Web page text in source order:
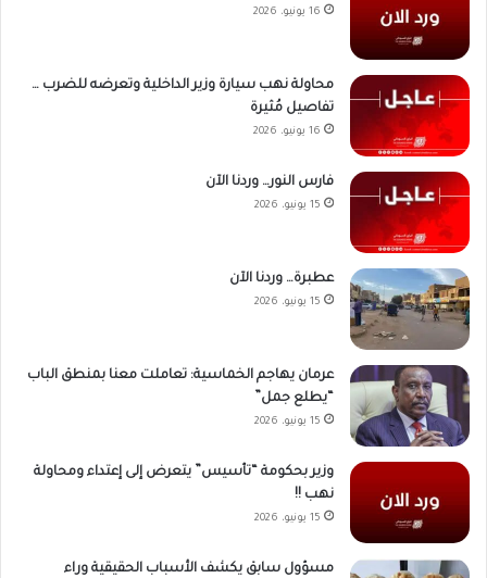
16 يونيو، 2026
محاولة نهب سيارة وزير الداخلية وتعرضه للضرب …
تفاصيل مُثيرة
16 يونيو، 2026
فارس النور… وردنا الآن
15 يونيو، 2026
عطبرة… وردنا الآن
15 يونيو، 2026
عرمان يهاجم الخماسية: تعاملت معنا بمنطق الباب
“يطلع جمل”
15 يونيو، 2026
وزير بحكومة “تأسيس” يتعرض إلى إعتداء ومحاولة
نهب !!
15 يونيو، 2026
مسؤول سابق يكشف الأسباب الحقيقية وراء